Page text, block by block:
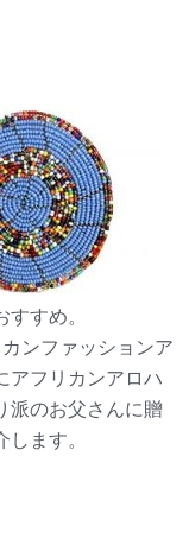
すめ。
ンファッションア
アフリカンアロハ
派のお父さんに贈
ます。